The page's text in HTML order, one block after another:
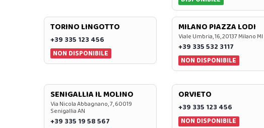
TORINO LINGOTTO
+39 335 123 456
NON DISPONIBILE
MILANO PIAZZA LODI
Viale Umbria, 16, 20137 Milano MI
+39 335 532 3117
NON DISPONIBILE
SENIGALLIA IL MOLINO
Via Nicola Abbagnano, 7, 60019
Senigallia AN
+39 335 19 58 567
ORVIETO
+39 335 123 456
NON DISPONIBILE